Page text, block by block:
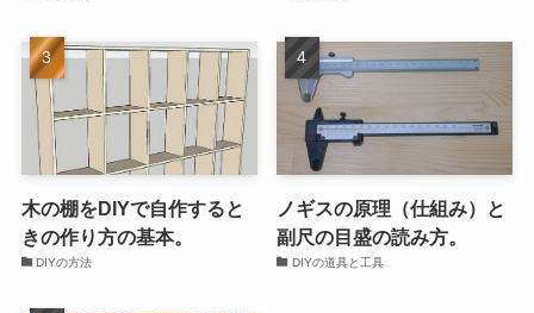
木の棚をDIYで自作すると
きの作り方の基本。
DIYの方法
ノギスの原理（仕組み）と
副尺の目盛の読み方。
DIYの道具と工具